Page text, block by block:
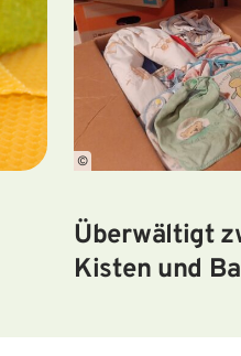
©
Überwältigt
Kisten und
werdenden